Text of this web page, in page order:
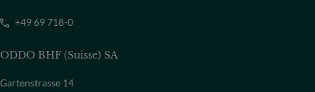
+49 69 718-0
ODDO BHF (Suisse) SA
Gartenstrasse 14